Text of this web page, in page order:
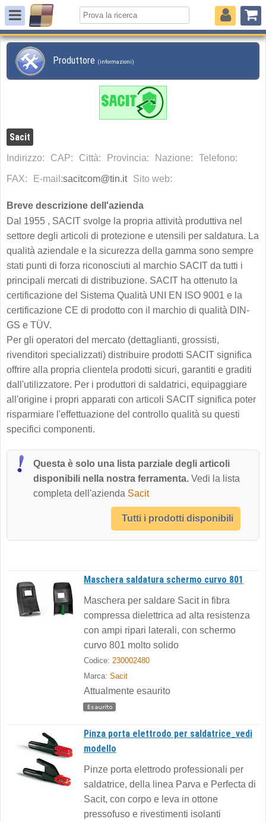
Produttore (informazioni)
Sacit
Indirizzo: CAP: Città: Provincia: Nazione: Telefono:
FAX: E-mail:sacitcom@tin.it Sito web:
Breve descrizione dell'azienda
Dal 1955 , SACIT svolge la propria attività produttiva nel
settore degli articoli di protezione e utensili per saldatura. La
qualità aziendale e la sicurezza della gamma sono sempre
stati punti di forza riconosciuti al marchio SACIT da tutti i
principali mercati di distribuzione. SACIT ha ottenuto la
certificazione del Sistema Qualità UNI EN ISO 9001 e la
certificazione CE di prodotto con il marchio di qualità DIN-
GS e TÜV.
Per gli operatori del mercato (dettaglianti, grossisti,
rivenditori specializzati) distribuire prodotti SACIT significa
offrire alla propria clientela prodotti sicuri, garantiti e graditi
dall'utilizzatore. Per i produttori di saldatrici, equipaggiare
all'origine i propri apparati con articoli SACIT significa poter
risparmiare l'effettuazione del controllo qualità su questi
specifici componenti.
Questa è solo una lista parziale degli articoli
disponibili nella nostra ferramenta. Vedi la lista
completa dell'azienda Sacit
Tutti i prodotti disponibili
Maschera saldatura schermo curvo 801
Maschera per saldare Sacit in fibra
compressa dielettrica ad alta resistenza
con ampi ripari laterali, con schermo
curvo 801 molto solido
Codice: 230002480
Marca: Sacit
Attualmente esaurito
Pinza porta elettrodo per saldatrice_vedi
modello
Pinze porta elettrodo professionali per
saldatrice, della linea Parva e Perfecta di
Sacit, con corpo e leva in ottone
pressofuso e rivestimenti isolanti